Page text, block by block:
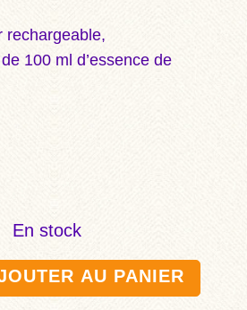
rechargeable,
100 ml d’essence de
En stock
AU PANIER